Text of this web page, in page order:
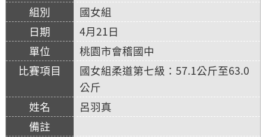
國女組
4月21日
桃園市會稽國中
國女組柔道第七級：57.1公斤至63.0
公斤
呂羽真